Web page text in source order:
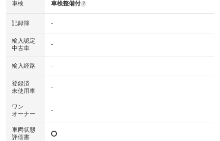
車検 車検整備付 ?
記録簿 -
輸入認定
中古車
-
輸入経路 -
登録済
未使用車
-
ワン
オーナー
-
車両状態
評価書